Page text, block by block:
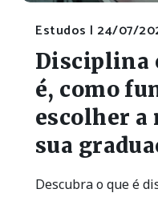
Estudos | 24/07/
Disciplina
é, como
escolher a
sua
Descubra o que é